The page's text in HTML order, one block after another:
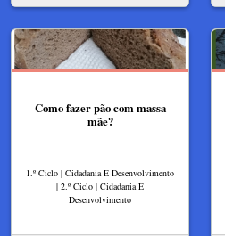
Como fazer pão com massa
mãe?
1.º Ciclo | Cidadania E Desenvolvimento
| 2.º Ciclo | Cidadania E
Desenvolvimento